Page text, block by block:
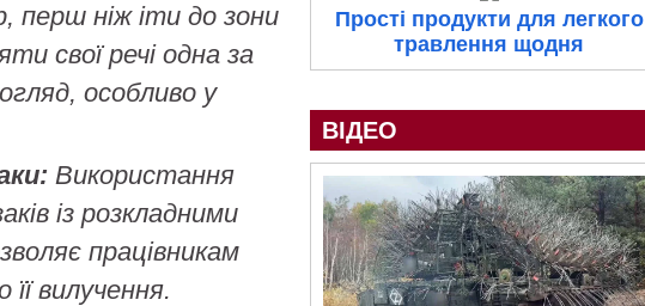
перш ніж іти до зони
свої речі одна за
особливо у
Використання
із розкладними
працівникам
вилучення.
Прості продукти для легкого
травлення щодня
ВІДЕО